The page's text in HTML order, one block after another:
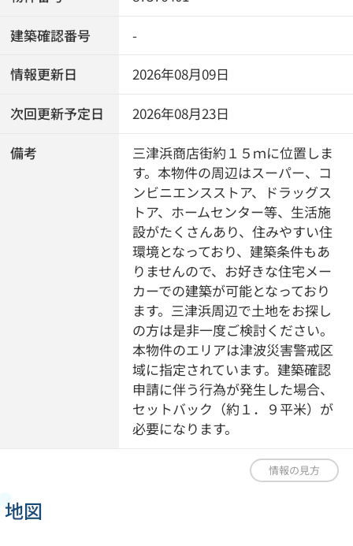
建築確認番号 -
情報更新日 2026年08月09日
次回更新予定日 2026年08月23日
備考
三津浜商店街約１５ｍに位置しま
す。本物件の周辺はスーパー、コ
ンビニエンスストア、ドラッグス
トア、ホームセンター等、生活施
設がたくさんあり、住みやすい住
環境となっており、建築条件もあ
りませんので、お好きな住宅メー
カーでの建築が可能となっており
ます。三津浜周辺で土地をお探し
の方は是非一度ご検討ください。
本物件のエリアは津波災害警戒区
域に指定されています。建築確認
申請に伴う行為が発生した場合、
セットバック（約１．９平米）が
必要になります。
情報の見方
地図